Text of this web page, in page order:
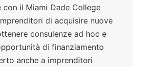
il Miami Dade College
di acquisire nuove
consulenze ad hoc e
di finanziamento
anche a imprenditori